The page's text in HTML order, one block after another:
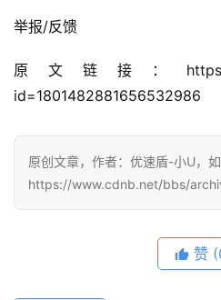
公
举报/反馈
原文链接：https://
id=1801482881656532986
原创文章，作者：优速盾-小U，
https://www.cdnb.net/bbs/
赞